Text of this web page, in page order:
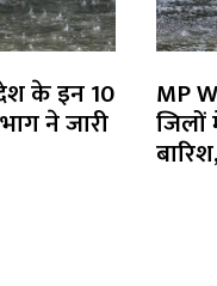
के इन 10
ने जारी
MP